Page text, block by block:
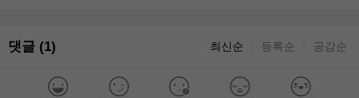
댓글 (1) 최신순 등록순 공감순